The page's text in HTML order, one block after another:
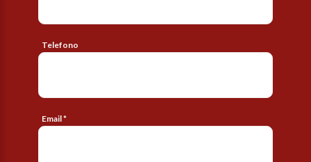
Telefono
Email *